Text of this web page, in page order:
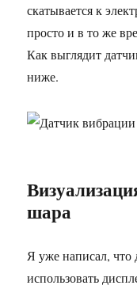
скатывается к
просто и в то же
Как выглядит
ниже.
шара
Я уже написал, что
использовать